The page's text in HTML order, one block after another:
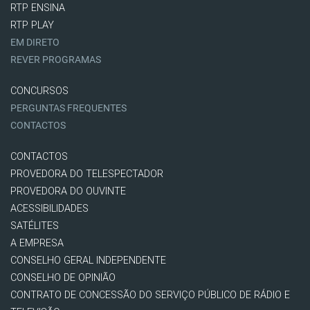
RTP ENSINA
RTP PLAY
EM DIRETO
REVER PROGRAMAS
CONCURSOS
PERGUNTAS FREQUENTES
CONTACTOS
CONTACTOS
PROVEDORA DO TELESPECTADOR
PROVEDORA DO OUVINTE
ACESSIBILIDADES
SATÉLITES
A EMPRESA
CONSELHO GERAL INDEPENDENTE
CONSELHO DE OPINIÃO
CONTRATO DE CONCESSÃO DO SERVIÇO PÚBLICO DE RÁDIO E